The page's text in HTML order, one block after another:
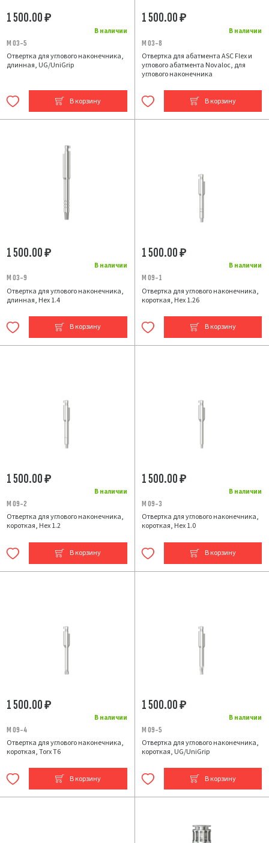
В наличии
1 500.00₽
M 03-5
Отвертка для углового наконечника,
длинная, UG/UniGrip
В корзину
В наличии
1 500.00₽
M 03-8
Отвертка для абатмента ASC Flex и
углового абатмента Novaloc, для
углового наконечника
В корзину
В наличии
1 500.00₽
M 03-9
Отвертка для углового наконечника,
длинная, Hex 1.4
В корзину
В наличии
1 500.00₽
M 09-1
Отвертка для углового наконечника,
короткая, Hex 1.26
В корзину
В наличии
1 500.00₽
M 09-2
Отвертка для углового наконечника,
короткая, Hex 1.2
В корзину
В наличии
1 500.00₽
M 09-3
Отвертка для углового наконечника,
короткая, Hex 1.0
В корзину
В наличии
1 500.00₽
M 09-4
Отвертка для углового наконечника,
короткая, Torx T6
В корзину
В наличии
1 500.00₽
M 09-5
Отвертка для углового наконечника,
короткая, UG/UniGrip
В корзину